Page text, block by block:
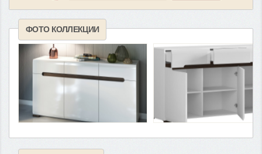
ФОТО КОЛЛЕКЦИИ